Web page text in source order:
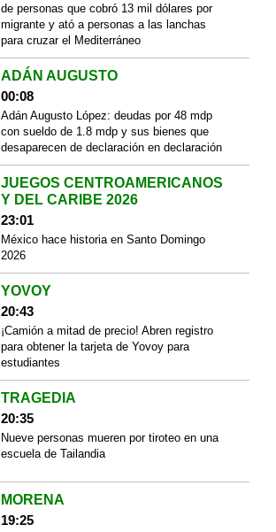
de personas que cobró 13 mil dólares por
migrante y ató a personas a las lanchas
para cruzar el Mediterráneo
ADÁN AUGUSTO
00:08
Adán Augusto López: deudas por 48 mdp
con sueldo de 1.8 mdp y sus bienes que
desaparecen de declaración en declaración
JUEGOS CENTROAMERICANOS
Y DEL CARIBE 2026
23:01
México hace historia en Santo Domingo
2026
YOVOY
20:43
¡Camión a mitad de precio! Abren registro
para obtener la tarjeta de Yovoy para
estudiantes
TRAGEDIA
20:35
Nueve personas mueren por tiroteo en una
escuela de Tailandia
MORENA
19:25